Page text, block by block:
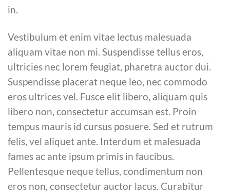
in.
Vestibulum et enim vitae lectus malesuada
aliquam vitae non mi. Suspendisse tellus eros,
ultricies nec lorem feugiat, pharetra auctor dui.
Suspendisse placerat neque leo, nec commodo
eros ultrices vel. Fusce elit libero, aliquam quis
libero non, consectetur accumsan est. Proin
tempus mauris id cursus posuere. Sed et rutrum
felis, vel aliquet ante. Interdum et malesuada
fames ac ante ipsum primis in faucibus.
Pellentesque neque tellus, condimentum non
eros non, consectetur auctor lacus. Curabitur